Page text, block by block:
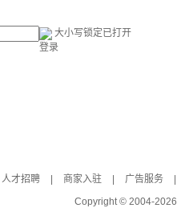
大小写锁定已打开
登录
人才招聘 商家入驻 广告服务
Copyright © 2004-2026